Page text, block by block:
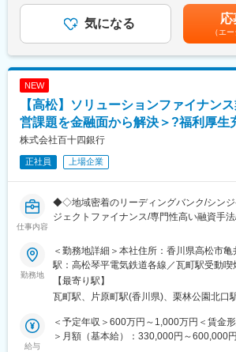
★若手・中堅メンバーへの指導、レビュー
◎ ディールからバリューアップまで一貫
変更の範囲：会社の定める業務
・約定後の処理と日次の締め作業
・社内レポートの作成と配信
・その他投資管理事務（大量保有報告書や
東京都豊島区西池袋1-4-10
光通信アセットストラテジーズ株式会社
東京都豊島区西池袋1-4-10
・当社はプライム上場、インターネット
険、OA機器、携帯電話等法人向け、個人
による新しい商品やサービスを創り、それ
アンスを組んで売ること」に注力しており
ビスの条件は、「在庫を持たないこと」「
こと」「ストックビジネス（お客様に売っ
す。そのため、ストックビジネスの売り
1000億円となっており、安定した収益体
社規程により個別に決定します。賃金はあ
あり、選考を通じて上下する可能性があり
手当を含めた表記です。
気になる 応
（エ
NEW
【高松】ソリューションファイナン
営課題を金融面から解決＞?福利厚生
株式会社百十四銀行
正社員 上場企業
仕事内容
◆◇地域密着のリーディングバンク/シンジ
ジェクトファイナンス/専門性高い融資手
■採用背景：
法人のお客さまのさまざまな事業ステージ
し、適切なファイナンス手法の提供により
の課題解決に取り組む業務に従事できる方
■業務概要：
多様化するお客さま・地域のニーズや課題
勤務地
＜勤務地詳細＞本社住所：香川県高松市
駅：高松琴平電気鉄道各線／瓦町駅受動
能場所あり変更の範囲：会社の定める事業所
【最寄り駅】
瓦町駅、片原町駅(香川県)、栗林公園北口
給与
＜予定年収＞600万円～1,000万円＜賃金
＞月額（基本給）：330,000円～600,000